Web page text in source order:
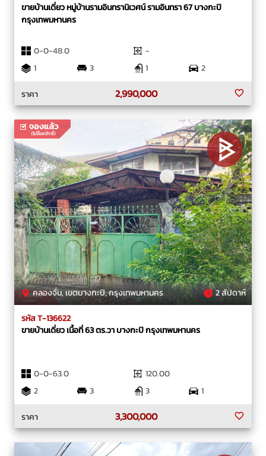
ขายบ้านเดี่ยว หมู่บ้านรามอินทรานิเวศน์ รามอินทรา 67 บางกะปิ
กรุงเทพมหานคร
0-0-48.0
-
1
3 1
2
ราคา
2,990,000
คลองจั่น, เขตบางกะปิ, กรุงเทพมหานคร 2 สัปดาห์
รหัส T-136622
ขายบ้านเดี่ยว เนื้อที่ 63 ตร.วา บางกะปิ กรุงเทพมหานคร
0-0-63.0
120.00
2
3 3
1
ราคา
3,300,000